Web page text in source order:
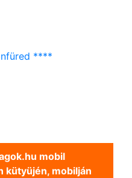
****
mobil
kütyüjén, mobilján